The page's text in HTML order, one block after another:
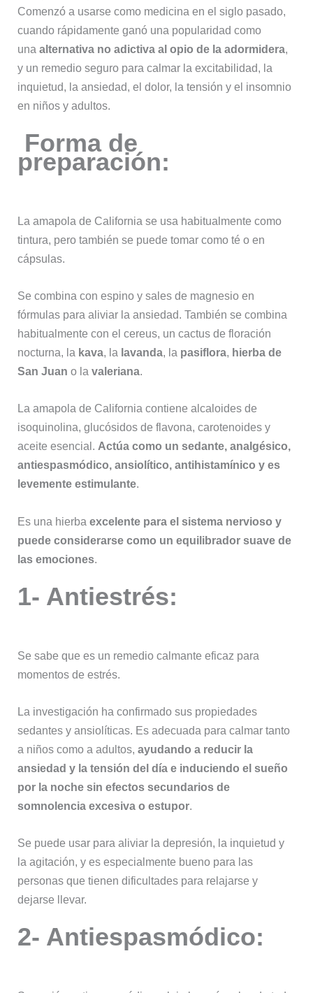
Comenzó a usarse como medicina en el siglo pasado,
cuando rápidamente ganó una popularidad como
unaalternativa no adictiva al opio de la adormidera,
y un remedio seguro para calmar la excitabilidad, la
inquietud, la ansiedad, el dolor, la tensión y el insomnio
en niños y adultos.
Forma de
preparación:
La amapola de California se usa habitualmente como
tintura, pero también se puede tomar como té o en
cápsulas.
Se combina con espino y sales de magnesio en
fórmulas para aliviar la ansiedad. También se combina
habitualmente con el cereus, un cactus de floración
nocturna, la kava, la lavanda, la pasiflora, hierba de
San Juan o lavaleriana.
La amapola de California contiene alcaloides de
isoquinolina, glucósidos de flavona, carotenoides y
aceite esencial. Actúa como un sedante, analgésico,
antiespasmódico, ansiolítico, antihistamínico y es
levemente estimulante.
Es una hierbaexcelente para el sistema nervioso y
puede considerarse como un equilibrador suave de
las emociones.
1- Antiestrés:
Se sabe que es un remedio calmante eficaz para
momentos de estrés.
La investigación ha confirmado sus propiedades
sedantes y ansiolíticas. Es adecuada para calmar tanto
a niños como a adultos,ayudando a reducir la
ansiedad y la tensión del día e induciendo el sueño
por la noche sin efectos secundarios de
somnolencia excesiva o estupor.
Se puede usar para aliviar la depresión, la inquietud y
la agitación, y es especialmente bueno para las
personas que tienen dificultades para relajarse y
dejarse llevar.
2- Antiespasmódico: